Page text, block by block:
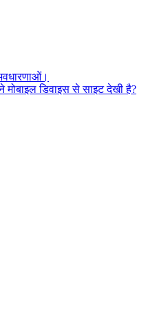
डिवाइस से साइट देखी है?